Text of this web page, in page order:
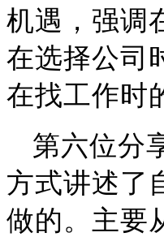
机遇，强调
在选择公司
在找工作时
第六位分
方式讲述了
做的。主要